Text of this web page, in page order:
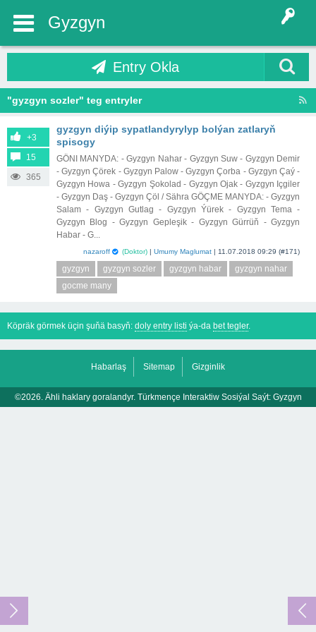
Gyzgyn
Entry Okla
"gyzgyn sozler" teg entryler
+3
15
365
gyzgyn diýip sypatlandyrylyp bolýan zatlaryň
spisogy
GÖNI MANYDA: - Gyzgyn Nahar - Gyzgyn Suw - Gyzgyn Demir
- Gyzgyn Çörek - Gyzgyn Palow - Gyzgyn Çorba - Gyzgyn Çaý -
Gyzgyn Howa - Gyzgyn Şokolad - Gyzgyn Ojak - Gyzgyn Içgiler
- Gyzgyn Daş - Gyzgyn Çöl / Sähra GÖÇME MANYDA: - Gyzgyn
Salam - Gyzgyn Gutlag - Gyzgyn Ýürek - Gyzgyn Tema -
Gyzgyn Blog - Gyzgyn Gepleşik - Gyzgyn Gürrüň - Gyzgyn
Habar - G...
nazaroff (Doktor) |Umumy Maglumat | 11.07.2018 09:29 (#171)
gyzgyn gyzgyn sozler gyzgyn habar
gyzgyn nahar
gocme many
Köpräk görmek üçin şuňä basyň: doly entry listi ýa-da bet tegler.
Habarlaş Sitemap Gizginlik
©2026. Ähli haklary goralandyr. Türkmençe Interaktiw Sosiýal Saýt: Gyzgyn